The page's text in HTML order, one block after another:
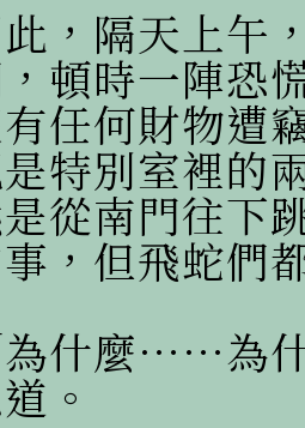
隔天上午，
頓時一陣恐
任何財物遭
特別室裡的
從南門往下
，但飛蛇們
麼……為什
。